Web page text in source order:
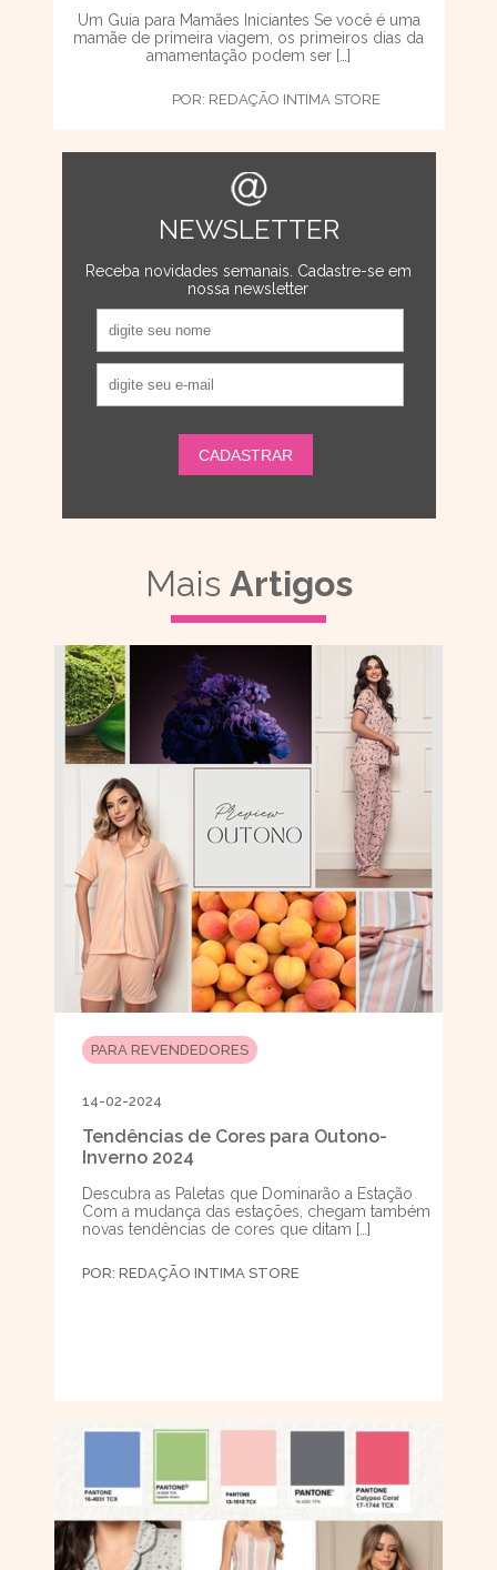
Um Guia para Mamães Iniciantes Se você é uma
mamãe de primeira viagem, os primeiros dias da
amamentação podem ser […]
POR: REDAÇÃO INTIMA STORE
NEWSLETTER
Receba novidades semanais. Cadastre-se em
nossa newsletter
Mais Artigos
PARA REVENDEDORES
14-02-2024
Tendências de Cores para Outono-
Inverno 2024
Descubra as Paletas que Dominarão a Estação
Com a mudança das estações, chegam também
novas tendências de cores que ditam […]
POR: REDAÇÃO INTIMA STORE